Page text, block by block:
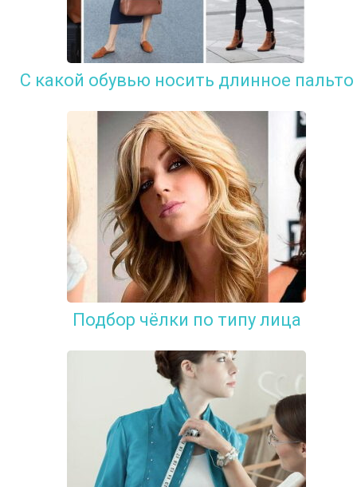
С какой обувью носить длинное пальто
Подбор чёлки по типу лица